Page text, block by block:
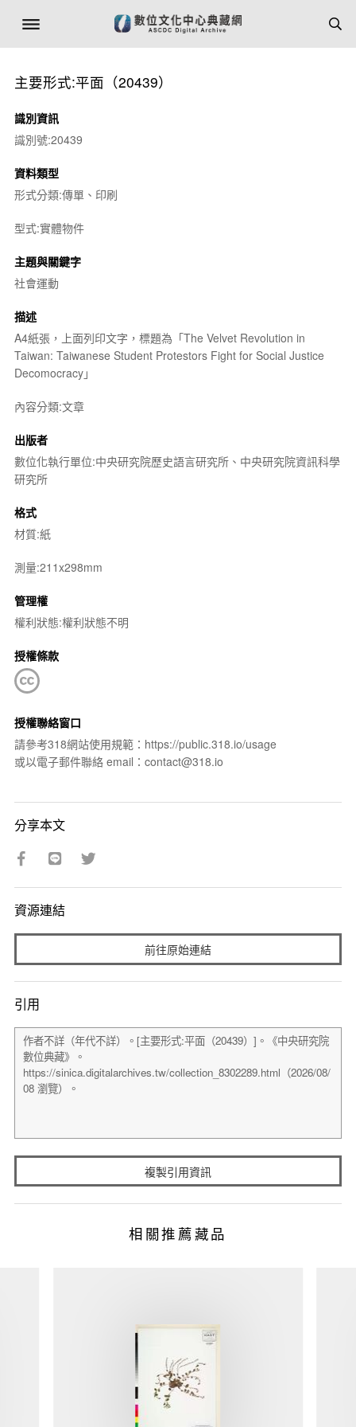
主要形式:平面（20439）
識別資訊
識別號:20439
資料類型
形式分類:傳單、印刷
型式:實體物件
主題與關鍵字
社會運動
描述
A4紙張，上面列印文字，標題為「The Velvet Revolution in
Taiwan: Taiwanese Student Protestors Fight for Social Justice
Decomocracy」
內容分類:文章
出版者
數位化執行單位:中央研究院歷史語言研究所、中央研究院資訊科學
研究所
格式
材質:紙
測量:211x298mm
管理權
權利狀態:權利狀態不明
授權條款
授權聯絡窗口
請參考318網站使用規範：https://public.318.io/usage
或以電子郵件聯絡 email：contact@318.io
分享本文
資源連結
前往原始連結
引用
複製引用資訊
相關推薦藏品